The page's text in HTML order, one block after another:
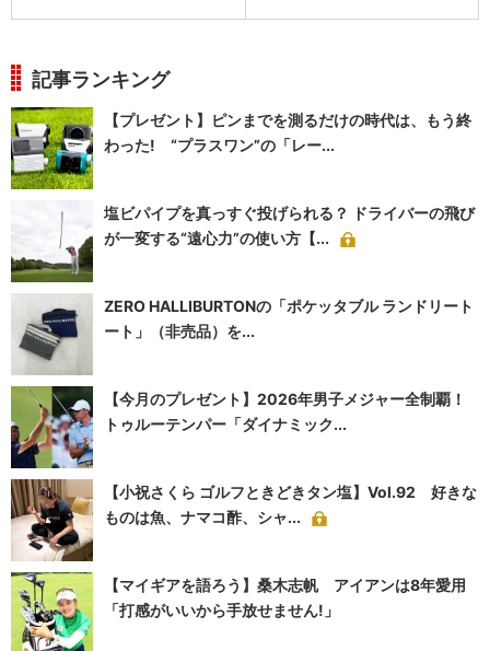
記事ランキング
【プレゼント】ピンまでを測るだけの時代は、もう終
わった! “プラスワン”の「レー...
塩ビパイプを真っすぐ投げられる？ ドライバーの飛び
が一変する“遠心力”の使い方【...
ZERO HALLIBURTONの「ポケッタブル ランドリート
ート」（非売品）を...
【今月のプレゼント】2026年男子メジャー全制覇！
トゥルーテンパー「ダイナミック...
【小祝さくら ゴルフときどきタン塩】Vol.92 好きな
ものは魚、ナマコ酢、シャ...
【マイギアを語ろう】桑木志帆 アイアンは8年愛用
「打感がいいから手放せません!」